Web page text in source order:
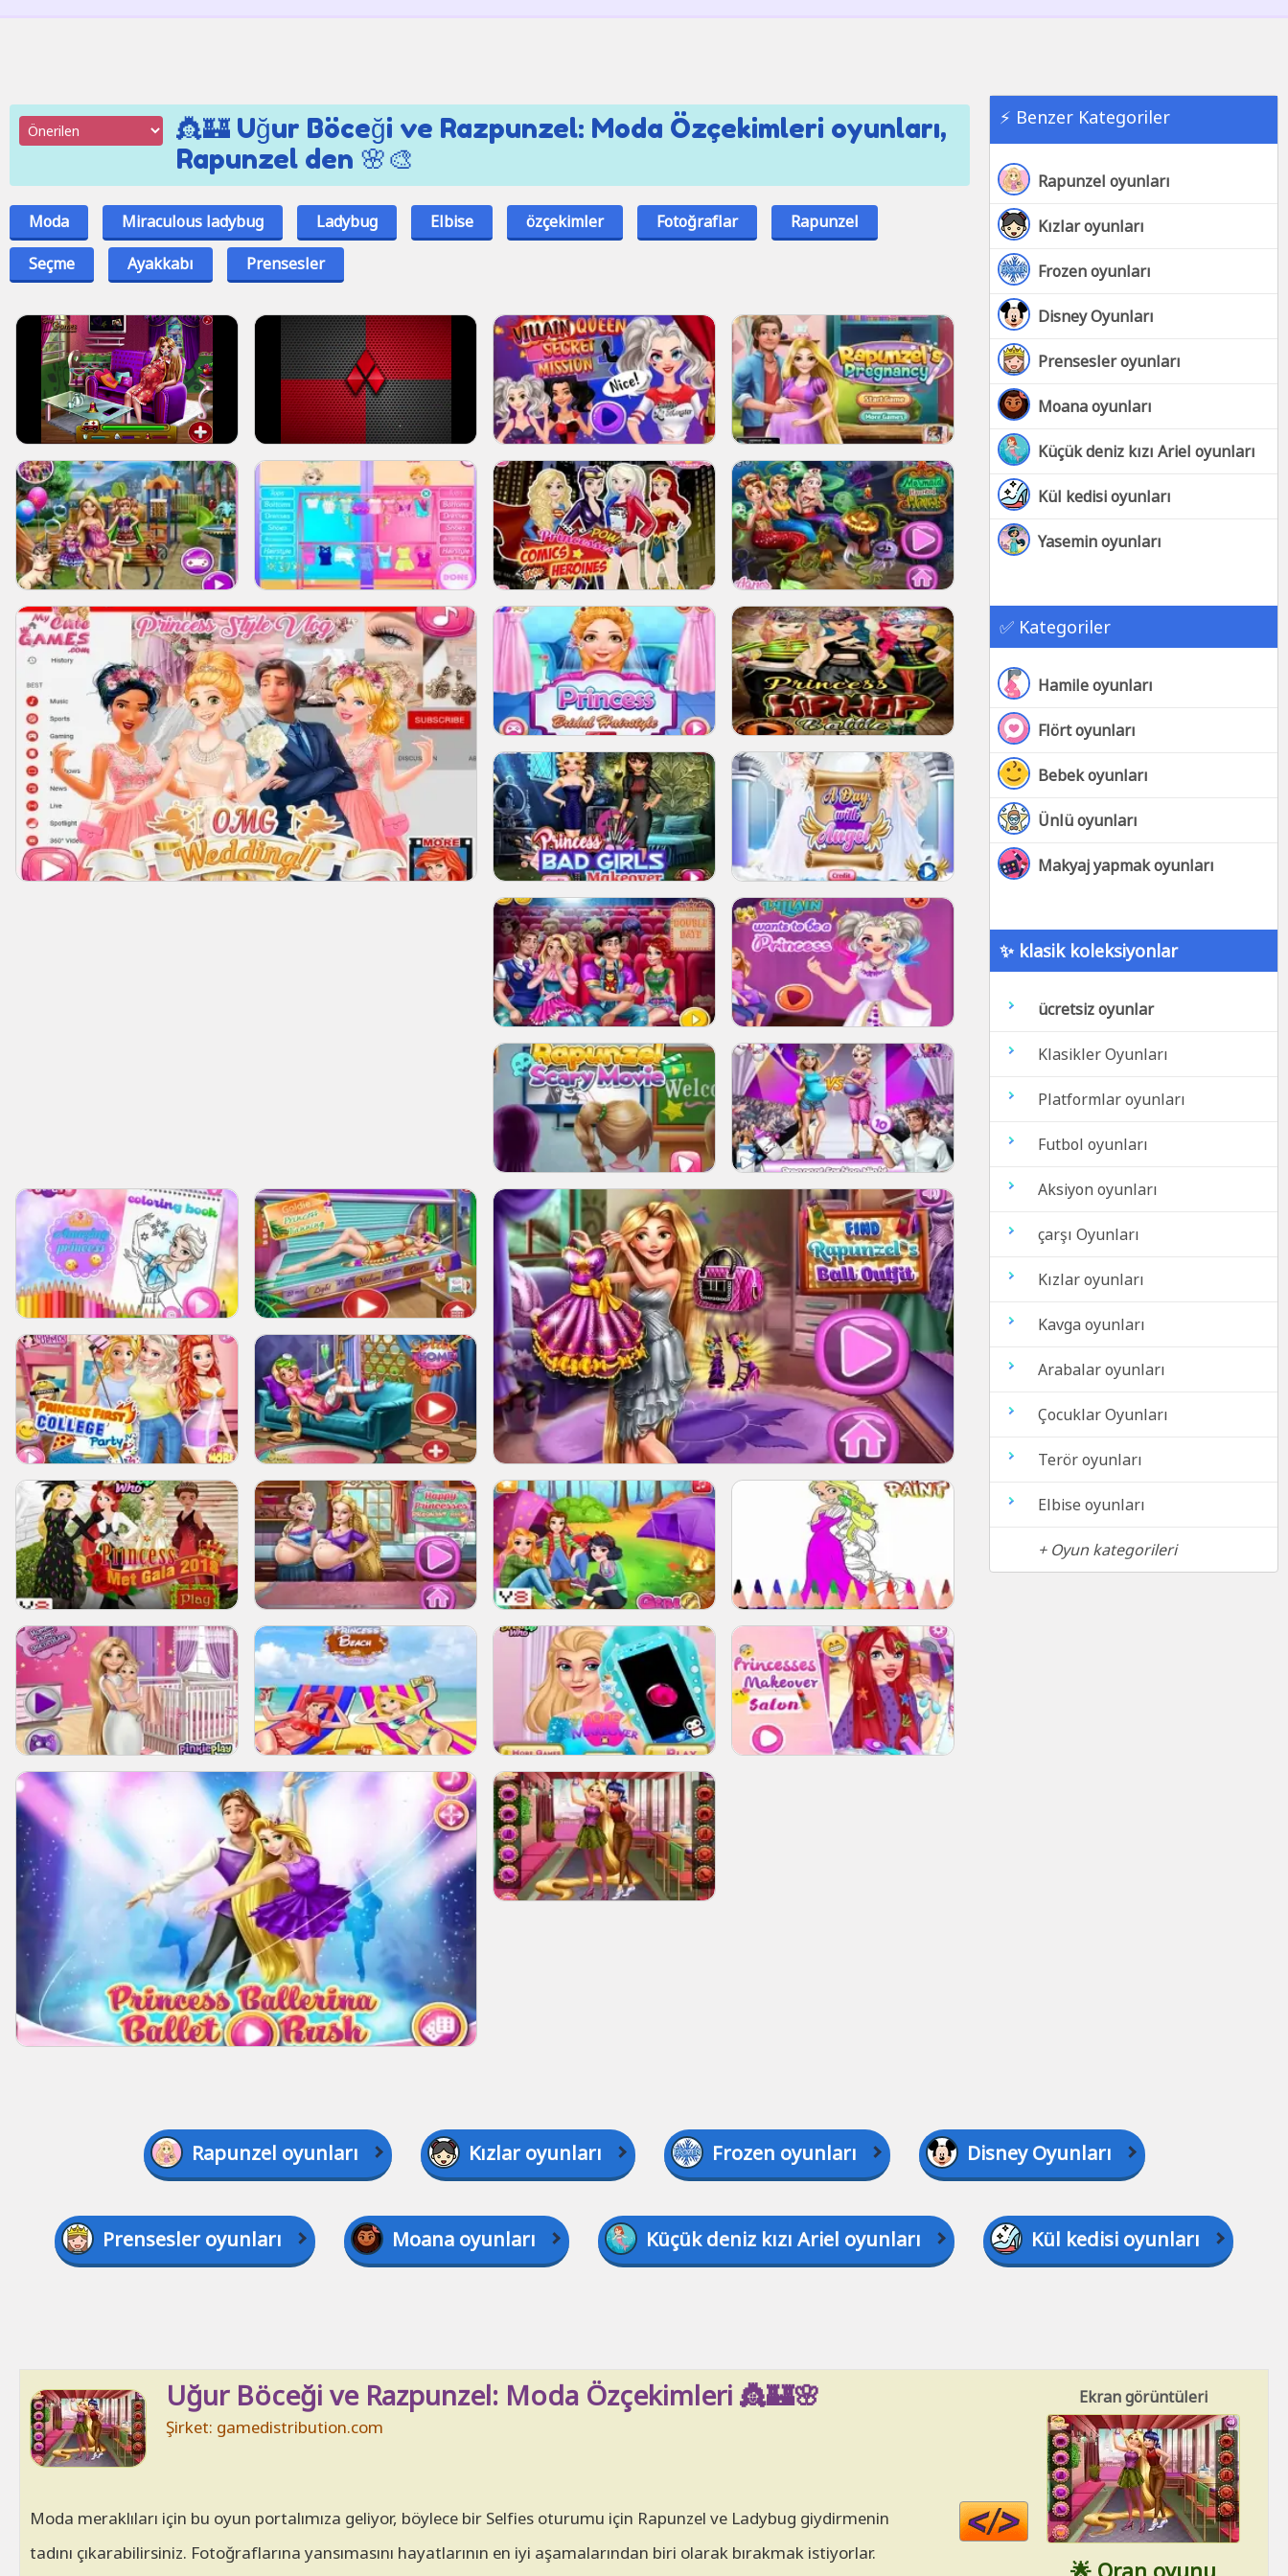
⚡ Benzer Kategoriler
Rapunzel oyunları
Kızlar oyunları
Frozen oyunları
Disney Oyunları
Prensesler oyunları
Moana oyunları
Küçük deniz kızı Ariel oyunları
Kül kedisi oyunları
Yasemin oyunları
✅ Kategoriler
Hamile oyunları
Flört oyunları
Bebek oyunları
Ünlü oyunları
Makyaj yapmak oyunları
✨ klasik koleksiyonlar
ücretsiz oyunlar
Klasikler Oyunları
Platformlar oyunları
Futbol oyunları
Aksiyon oyunları
çarşı Oyunları
Kızlar oyunları
Kavga oyunları
Arabalar oyunları
Çocuklar Oyunları
Terör oyunları
Elbise oyunları
+ Oyun kategorileri
👸🏰 Uğur Böceği ve Razpunzel: Moda Özçekimleri oyunları,
Rapunzel den 🌸🎨
Moda Miraculous ladybug Ladybug Elbise özçekimler Fotoğraflar
Rapunzel
Seçme
Ayakkabı Prensesler
Rapunzel oyunları Kızlar oyunları Frozen oyunları Disney Oyunları
Prensesler oyunları Moana oyunları Küçük deniz kızı Ariel oyunları Kül kedisi oyunları
Ekran görüntüleri
🌟 Oran oyunu
Uğur Böceği ve Razpunzel: Moda Özçekimleri 👸🏰🌸
Şirket: gamedistribution.com
Code
HTML
Moda meraklıları için bu oyun portalımıza geliyor, böylece bir Selfies oturumu için Rapunzel ve Ladybug giydirmenin
tadını çıkarabilirsiniz. Fotoğraflarına yansımasını hayatlarının en iyi aşamalarından biri olarak bırakmak istiyorlar.